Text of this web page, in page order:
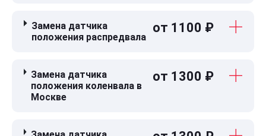
Замена датчика
положения распредвала
от 1100 ₽
Замена датчика
положения коленвала в
Москве
от 1300 ₽